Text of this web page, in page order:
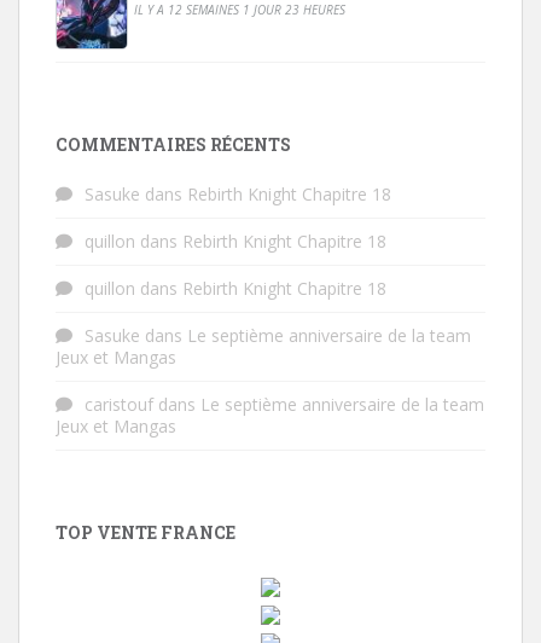
IL Y A 12 SEMAINES 1 JOUR 23 HEURES
COMMENTAIRES RÉCENTS
Sasuke dans Rebirth Knight Chapitre 18
quillon dans Rebirth Knight Chapitre 18
quillon dans Rebirth Knight Chapitre 18
Sasuke dans Le septième anniversaire de la team
Jeux et Mangas
caristoufdans Le septième anniversaire de la team
Jeux et Mangas
TOP VENTE FRANCE